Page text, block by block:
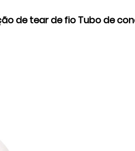
de tear de fio Tubo de